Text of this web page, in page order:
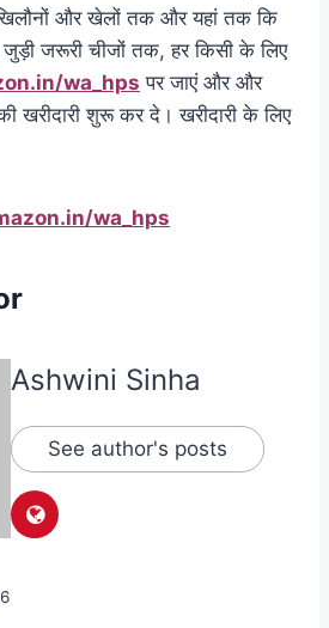
खिलौनों और खेलों तक और यहां तक कि
जरूरी चीजों तक, हर किसी के लिए
wa_hps पर जाएं और और
खरीदारी शुरू कर दे। खरीदारी के लिए
wa_hps
Ashwini Sinha
See author's posts